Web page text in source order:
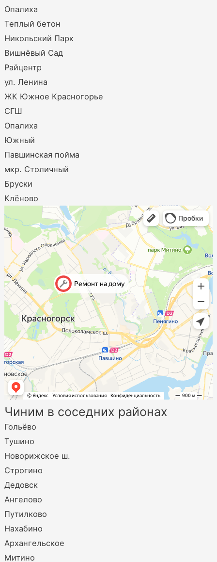
Опалиха
Теплый бетон
Никольский Парк
Вишнёвый Сад
Райцентр
ул. Ленина
ЖК Южное Красногорье
СГШ
Опалиха
Южный
Павшинская пойма
мкр. Столичный
Бруски
Клёново
Чиним в соседних районах
Гольёво
Тушино
Новорижское ш.
Строгино
Дедовск
Ангелово
Путилково
Нахабино
Архангельское
Митино